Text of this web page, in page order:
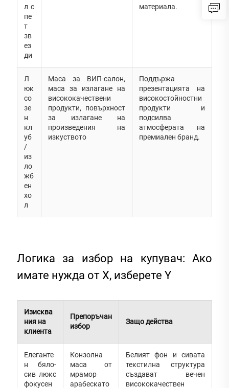
л с
пе
т
зв
ез
ди
материала.
Л
юк
со
зе
н
кл
уб
/
из
ло
жб
ен
хо
л
Маса за ВИП-салон,
маса за излагане на
висококачествени
продукти, повърхност
за излагане на
произведения на
изкуството
Поддържа
презентацията на
високостойностни
продукти и
подсилва
атмосферата на
премиален бранд.
Логика за избор на купувач: Ако
имате нужда от X, изберете Y
Изисква
ния на
клиента
Препоръчан
избор
Защо действа
Елеганте
н бяло-
сив люкс
фокусен
Конзолна
маса от
мрамор
арабескато
Белият фон и сивата
текстилна структура
създават вечен
висококачествен